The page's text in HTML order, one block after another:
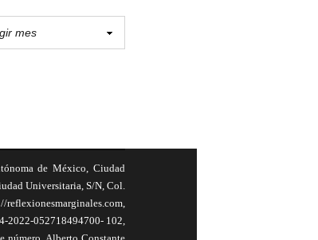
de México, Ciudad
Universitaria, S/N, Col.
2022-052718494700- 102,